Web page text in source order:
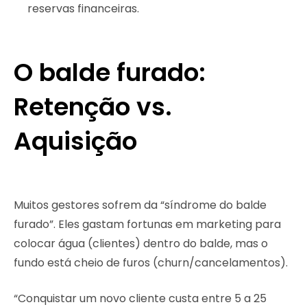
reservas financeiras.
O balde furado:
Retenção vs.
Aquisição
Muitos gestores sofrem da “síndrome do balde
furado”. Eles gastam fortunas em marketing para
colocar água (clientes) dentro do balde, mas o
fundo está cheio de furos (churn/cancelamentos).
“Conquistar um novo cliente custa entre 5 a 25